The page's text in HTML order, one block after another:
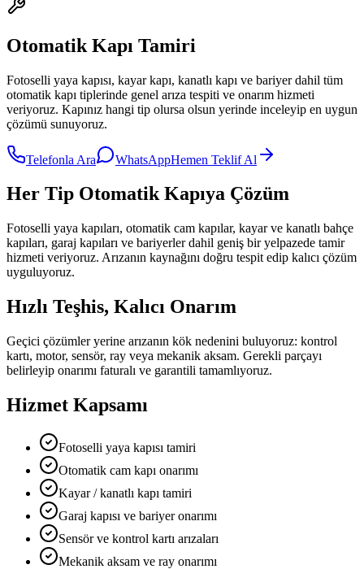
Otomatik Kapı Tamiri
Fotoselli yaya kapısı, kayar kapı, kanatlı kapı ve bariyer dahil tüm
otomatik kapı tiplerinde genel arıza tespiti ve onarım hizmeti
veriyoruz. Kapınız hangi tip olursa olsun yerinde inceleyip en uygun
çözümü sunuyoruz.
Telefonla Ara WhatsAppHemen Teklif Al
Her Tip Otomatik Kapıya Çözüm
Fotoselli yaya kapıları, otomatik cam kapılar, kayar ve kanatlı bahçe
kapıları, garaj kapıları ve bariyerler dahil geniş bir yelpazede tamir
hizmeti veriyoruz. Arızanın kaynağını doğru tespit edip kalıcı çözüm
uyguluyoruz.
Hızlı Teşhis, Kalıcı Onarım
Geçici çözümler yerine arızanın kök nedenini buluyoruz: kontrol
kartı, motor, sensör, ray veya mekanik aksam. Gerekli parçayı
belirleyip onarımı faturalı ve garantili tamamlıyoruz.
Hizmet Kapsamı
Fotoselli yaya kapısı tamiri
Otomatik cam kapı onarımı
Kayar / kanatlı kapı tamiri
Garaj kapısı ve bariyer onarımı
Sensör ve kontrol kartı arızaları
Mekanik aksam ve ray onarımı